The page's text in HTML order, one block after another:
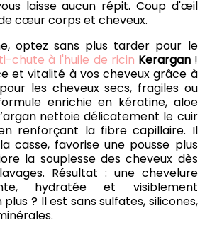
laisse aucun répit. Coup d'œil
cœur corps et cheveux.
optez sans plus tarder pour le
chute à l'huile de ricin Kerargan!
et vitalité à vos cheveux grâce à
les cheveux secs, fragiles ou
enrichie en kératine, aloe
nettoie délicatement le cuir
renforçant la fibre capillaire. Il
casse, favorise une pousse plus
la souplesse des cheveux dès
Résultat : une chevelure
hydratée et visiblement
plus ? Il est sans sulfates, silicones,